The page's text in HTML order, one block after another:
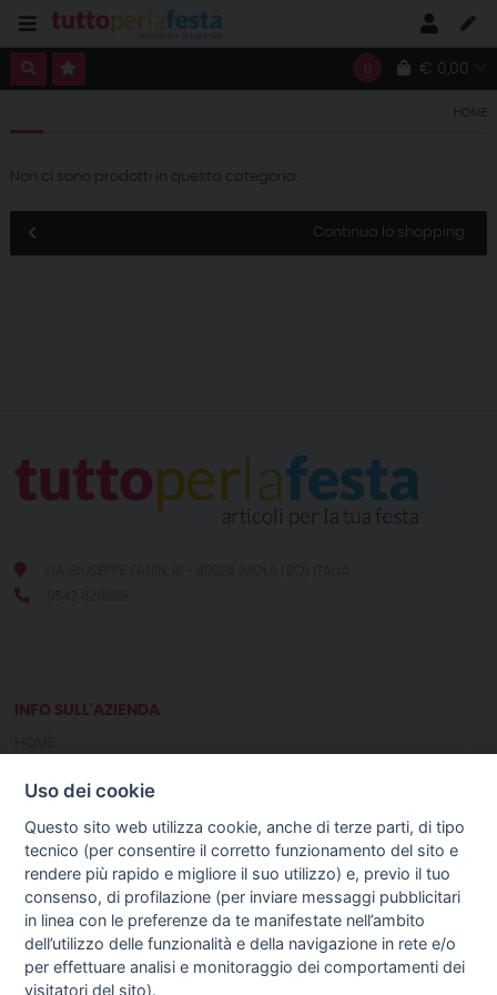
0 € 0,00
HOME
Non ci sono prodotti in questa categoria.
Continua lo shopping
INFO SULL'AZIENDA
NOTIZIE
GUIDA AGLI ACQUISTI
PROCEDURA DI ACQUISTO
DIRITTO DI RECESSO
SPEDIZIONI E COSTI
Uso dei cookie
Questo sito web utilizza cookie, anche di terze parti, di tipo
tecnico (per consentire il corretto funzionamento del sito e
rendere più rapido e migliore il suo utilizzo) e, previo il tuo
consenso, di profilazione (per inviare messaggi pubblicitari
in linea con le preferenze da te manifestate nell’ambito
dell’utilizzo delle funzionalità e della navigazione in rete e/o
per effettuare analisi e monitoraggio dei comportamenti dei
visitatori del sito).